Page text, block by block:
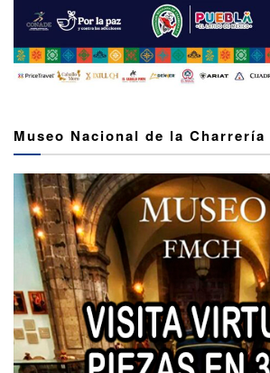
Museo Nacional de la Charrería